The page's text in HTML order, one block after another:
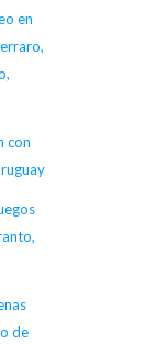
en
con
de